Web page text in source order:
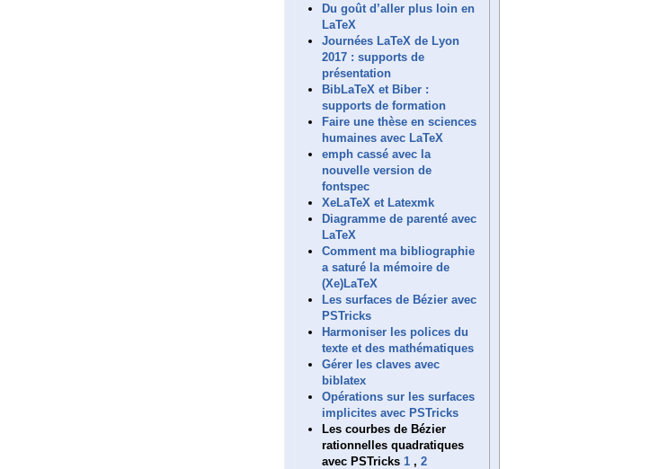
Du goût d’aller plus loin en
LaTeX
Journées LaTeX de Lyon
2017 : supports de
présentation
BibLaTeX et Biber :
supports de formation
Faire une thèse en sciences
humaines avec LaTeX
emph cassé avec la
nouvelle version de
fontspec
XeLaTeX et Latexmk
Diagramme de parenté avec
LaTeX
Comment ma bibliographie
a saturé la mémoire de
(Xe)LaTeX
Les surfaces de Bézier avec
PSTricks
Harmoniser les polices du
texte et des mathématiques
Gérer les claves avec
biblatex
Opérations sur les surfaces
implicites avec PSTricks
Les courbes de Bézier
rationnelles quadratiques
avec PSTricks 1 , 2